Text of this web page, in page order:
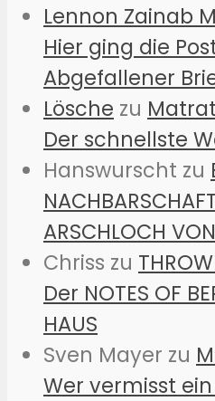
Lennon Zainab
Hier ging die
Abgefallener
Lösche zu
Der schnellste
Hanswurscht zu
ARSCHLOCH
Chriss zu
Der NOTES OF
HAUS
Sven Mayer zu
Wer vermisst